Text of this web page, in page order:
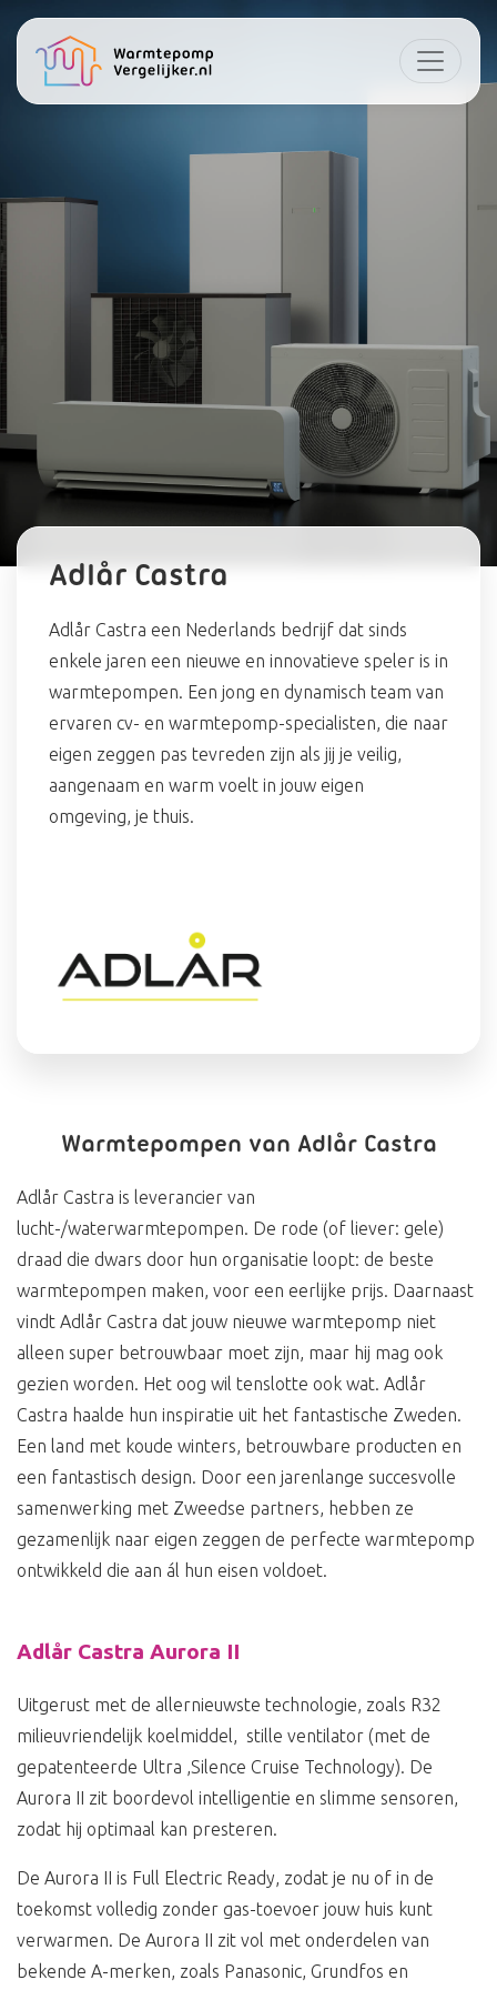
Adlår Castra
Adlår Castra een Nederlands bedrijf dat sinds
enkele jaren een nieuwe en innovatieve speler is in
warmtepompen. Een jong en dynamisch team van
ervaren cv- en warmtepomp-specialisten, die naar
eigen zeggen pas tevreden zijn als jij je veilig,
aangenaam en warm voelt in jouw eigen
omgeving, je thuis.
Warmtepompen van Adlår Castra
Adlår Castra is leverancier van
lucht-/waterwarmtepompen. De rode (of liever: gele)
draad die dwars door hun organisatie loopt: de beste
warmtepompen maken, voor een eerlijke prijs. Daarnaast
vindt Adlår Castra dat jouw nieuwe warmtepomp niet
alleen super betrouwbaar moet zijn, maar hij mag ook
gezien worden. Het oog wil tenslotte ook wat. Adlår
Castra haalde hun inspiratie uit het fantastische Zweden.
Een land met koude winters, betrouwbare producten en
een fantastisch design. Door een jarenlange succesvolle
samenwerking met Zweedse partners, hebben ze
gezamenlijk naar eigen zeggen de perfecte warmtepomp
ontwikkeld die aan ál hun eisen voldoet.
Adlår Castra Aurora II
Uitgerust met de allernieuwste technologie, zoals R32
milieuvriendelijk koelmiddel, stille ventilator (met de
gepatenteerde Ultra ,Silence Cruise Technology). De
Aurora II zit boordevol intelligentie en slimme sensoren,
zodat hij optimaal kan presteren.
De Aurora II is Full Electric Ready, zodat je nu of in de
toekomst volledig zonder gas-toevoer jouw huis kunt
verwarmen. De Aurora II zit vol met onderdelen van
bekende A-merken, zoals Panasonic, Grundfos en